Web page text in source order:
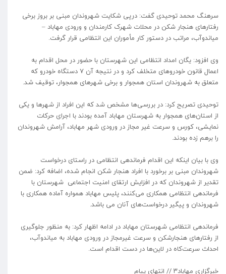
سرهنگ محمد توحیدی گفت: درپی شکایت شهروندان مبنی بر بروز برخی
رفتارهای هنجار شکن در محلات شهرک کارمندان و ورودی مهاباد –
میاندوآب، مراتب در دستور کار مأموران این انتظامی قرار گرفت.
وی افزود: یگان امداد انتظامی این شهرستان با حضور در محل اقدام به
اعمال قانون خودروهای متخلف کرد و در نتیجه آن 7 دستگاه خودرو که
متعلق به شهروندان استان‌ همجوار و برخی شهرهای همجوار، توقیف شد.
توحیدی تصریح کرد: در بررسی‌ها مشخص شد که این افراد از شهرها و یکی
از استان‌های همجوار به شهرستان مهاباد آمده بودند با اجرای حرکات
نمایشی، کورس و سرعت غیر مجاز در ورودی شهر مهاباد، آرامش شهروندان
را برهم زده بودند.
وی با بیان اینکه این اقدام فرماندهی انتظامی در راستای درخواست
شهروندان مبنی بر برخورد با افراد هنجار شکن انجام شده، اضافه کرد: ضمن
تقدیر از شهروندان که در افزایش ارتقای امنیت اجتماعی شهرستان با
فرماندهی انتظامی همکاری می‌کنند، پلیس مهاباد همواره آماده همکاری با
شهروندان و پیگیر درخواست‌های آنان می باشد.
فرماندهی انتظامی شهرستان مهاباد در ادامه اظهار کرد: به منظور جلوگیری
از رفتارهای هنجارشکن و سرعت غیرمجاز در ورودی مهاباد به میاندوآب،
احداث سرعت‌کاه در لاین‌ها در دست اقدام است.
خبرگزاری مهاباد۳ // انتهای پیام